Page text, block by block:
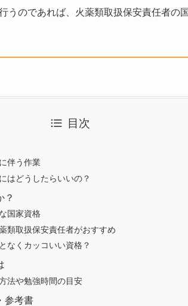
うのであれば、火薬類取扱保安責任者の
目次
伴う作業
はどうしたらいいの？
？
国家資格
類取扱保安責任者がおすすめ
なくカッコいい資格？
法や勉強時間の目安
参考書